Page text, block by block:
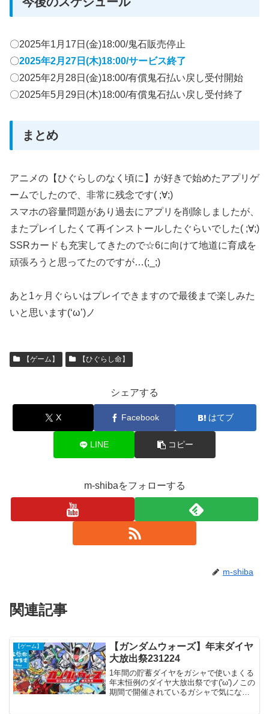
〇2025年1月17日(金)18:00/鬼石販売停止
〇2025年2月27日(木)18:00/サービス終了
〇2025年2月28日(金)18:00/有償鬼石払い戻し受付開始
〇2025年5月29日(木)18:00/有償鬼石払い戻し受付終了
まとめ
アニメの【ひぐらしのなく頃に】が好きで始めたアプリゲ
ームでしたので、非常に残念です( ;∀;)
スマホの容量問題があり過去にアプリを削除しましたが、
またプレイしたくて再インストールしたぐらいでした( ;∀;)
SSRカードも充実してきたので☆6に向けて地道に育成を
頑張ろうと思ってたのですが…(;_;)
あと1ヶ月ぐらいはプレイできますので最後まで楽しみた
いと思います(‘ω’)ノ
【ゲーム】 【ひぐらし命】
シェアする
X Facebook はてブ
LINE コピー
m-shibaをフォローする
m-shiba
関連記事
【ゲーム】
【ガンダムウォーズ】年末ダイヤ
大放出祭231224
1年間の貯蓄ダイヤをガシャで使いまくる
年末恒例のダイヤ大放出祭です('ω')ノこの
期間で開催されているガシャで気になる